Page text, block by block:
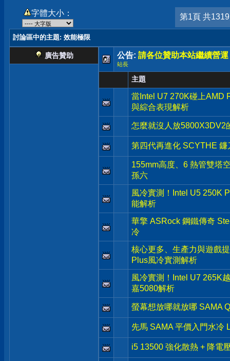
字體大小： 第1頁 共
討論區中的主題: 效能極限
廣告贊助 公告: 請各位贊助本站繼續營運
站長
主題
當Intel U7 270K碰上AMD
與綜合表現解析
怎麼就沒人放5800X3DV2
第四代再進化 SCYTHE
155mm高度、6 熱管雙塔
孫六
風冷實測！Intel U5 250K
能解析
華擎 ASRock 鋼鐵傳奇
冷
核心更多、生產力與遊戲
Plus風冷實測解析
風冷實測！Intel U7 265K
嘉5080解析
螢幕想放哪就放哪 SAMA
先馬 SAMA 平價入門水冷
i5 13500 強化散熱 + 降電